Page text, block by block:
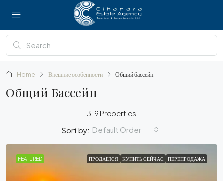
Home Внешние особенности Общий бассейн
Общий Бассейн
319 Properties
Sort by: Default Order
FEATURED ПРОДАЕТСЯ КУПИТЬ СЕЙЧАС ПЕРЕПРОДАЖА